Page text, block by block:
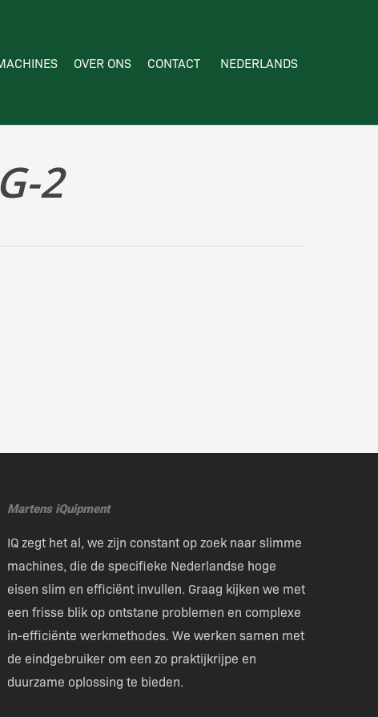
OVER ONS CONTACT NEDERLANDS
2
Martens iQuipment
IQ zegt het al, we zijn constant op zoek naar slimme
machines, die de specifieke Nederlandse hoge
eisen slim en efficiënt invullen. Graag kijken we met
een frisse blik op ontstane problemen en complexe
in-efficiënte werkmethodes. We werken samen met
de eindgebruiker om een zo praktijkrijpe en
duurzame oplossing te bieden.